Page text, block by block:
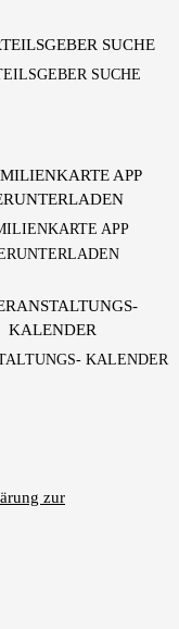
zur
SUCHE
APP
KALENDER